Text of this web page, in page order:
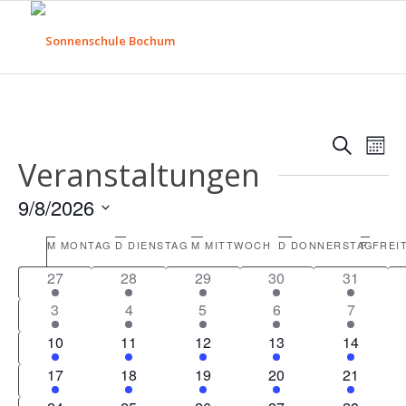
Suche
Suche
Veranstaltungen
9/8/2026
wählen.
Kalender
von
Veranstaltungen
M MONTAG D DIENSTAG MMITTWOCH D DONNERSTAG
F
1
Veranstaltung
27
1
Veranstaltung
28
1
Veranstaltung
29
1
Veranstaltung
30
1
31
1
Veranstaltung
3
1
Veranstaltung
4
1
Veranstaltung
5
1
Veranstaltung
6
1
7
1
Veranstaltung
10
1
Veranstaltung
11
1
Veranstaltung
12
1
Veranstaltung
13
1
14
1
Veranstaltung
17
1
Veranstaltung
18
1
Veranstaltung
19
1
Veranstaltung
20
1
21